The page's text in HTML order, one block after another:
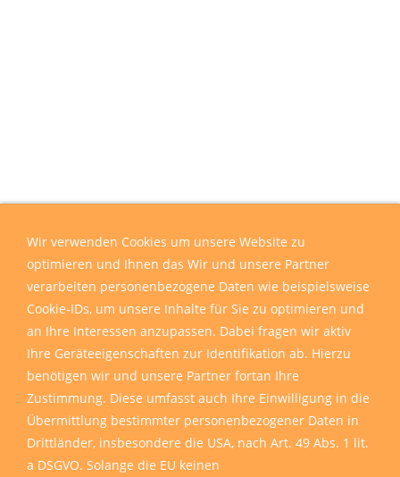
Wir verwenden Cookies um unsere Website zu
optimieren und Ihnen das Wir und unsere Partner
verarbeiten personenbezogene Daten wie beispielsweise
Cookie-IDs, um unsere Inhalte für Sie zu optimieren und
an Ihre Interessen anzupassen. Dabei fragen wir aktiv
Ihre Geräteeigenschaften zur Identifikation ab. Hierzu
benötigen wir und unsere Partner fortan Ihre
Zustimmung. Diese umfasst auch Ihre Einwilligung in die
Übermittlung bestimmter personenbezogener Daten in
Drittländer, insbesondere die USA, nach Art. 49 Abs. 1 lit.
a DSGVO. Solange die EU keinen